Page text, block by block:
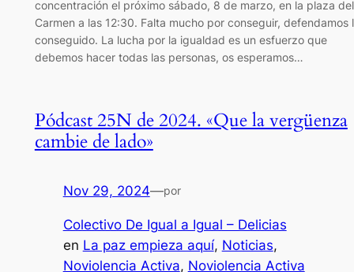
concentración el próximo sábado, 8 de marzo, en la plaza del
Carmen a las 12:30. Falta mucho por conseguir, defendamos
conseguido. La lucha por la igualdad es un esfuerzo que
debemos hacer todas las personas, os esperamos…
Pódcast 25N de 2024. «Que la vergüenza
cambie de lado»
Nov 29, 2024—por
Colectivo De Igual a Igual – Delicias
en La paz empieza aquí, Noticias
Noviolencia Activa, Noviolencia Activa